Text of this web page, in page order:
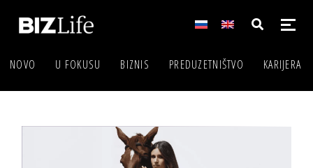
NOVO U FOKUSU BIZNIS PREDUZETNIŠTVO KARIJERA